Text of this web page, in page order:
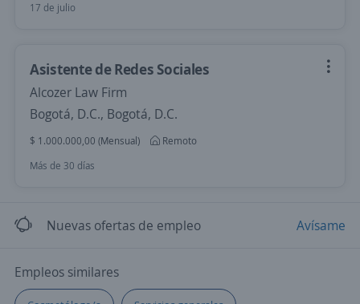
17 de julio
Asistente de Redes Sociales
Alcozer Law Firm
Bogotá, D.C., Bogotá, D.C.
$ 1.000.000,00 (Mensual)
Remoto
Más de 30 días
Nuevas ofertas de empleo Avísame
Empleos similares